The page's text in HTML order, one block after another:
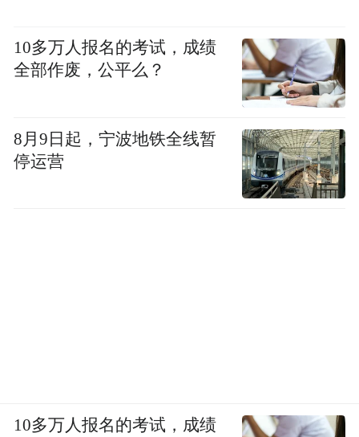
10多万人报名的考试，成绩
全部作废，公平么？
8月9日起，宁波地铁全线暂
停运营
10多万人报名的考试，成绩